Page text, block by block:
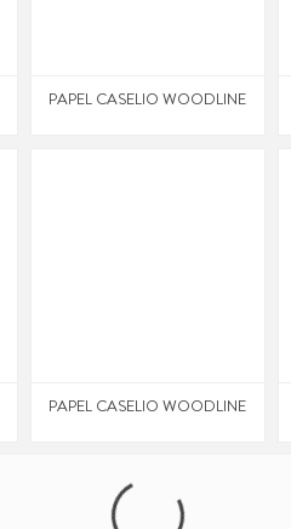
PAPEL CASELIO WOODLINE
PAPEL CASELIO WOODLINE